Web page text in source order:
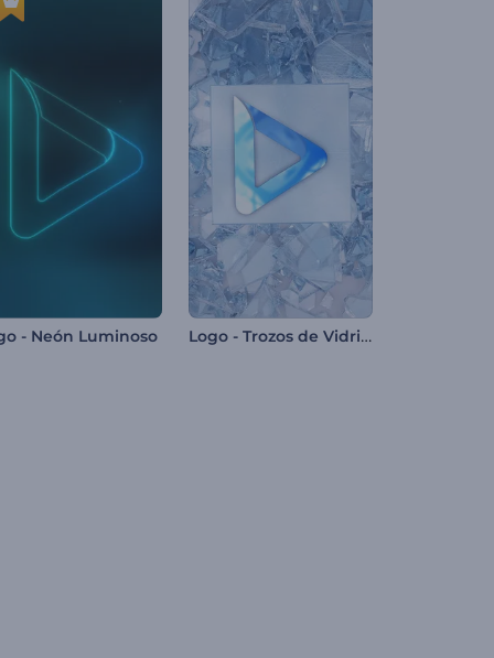
- Neón Luminoso Logo - Trozos de Vidrio Roto